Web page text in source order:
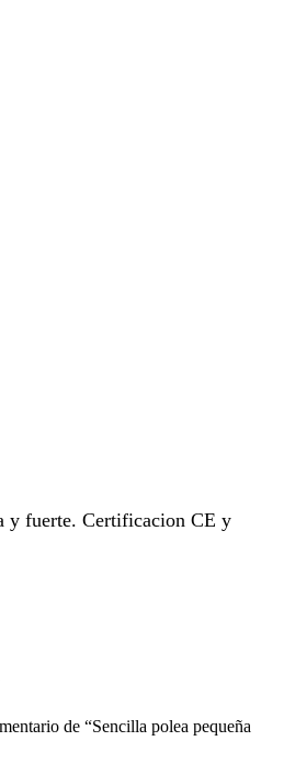
y fuerte. Certificacion CE y
de “Sencilla polea pequeña